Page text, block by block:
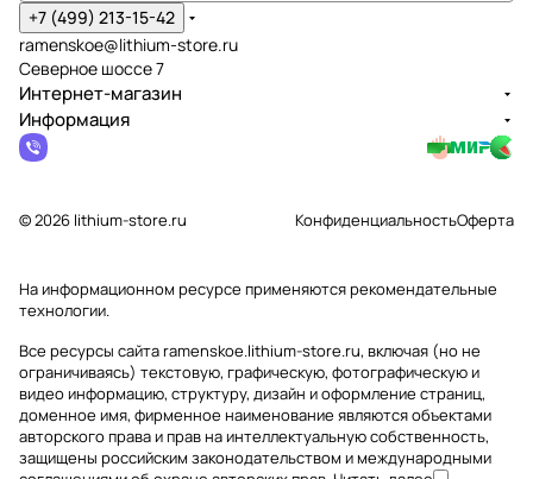
+7 (499) 213-15-42
ramenskoe@lithium-store.ru
Северное шоссе 7
Интернет-магазин
Информация
© 2026 lithium-store.ru КонфиденциальностьОферта
На информационном ресурсе применяютсярекомендательные
технологии.
Все ресурсы сайта ramenskoe.lithium-store.ru, включая (но не
ограничиваясь) текстовую, графическую, фотографическую и
видео информацию, структуру, дизайн и оформление страниц,
доменное имя, фирменное наименование являются объектами
авторского права и прав на интеллектуальную собственность,
защищены российским законодательством и международными